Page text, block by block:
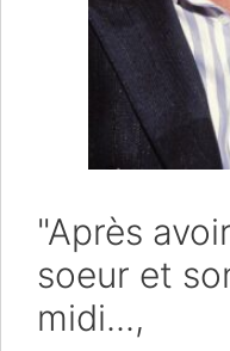
"Après
soeur et
midi...,